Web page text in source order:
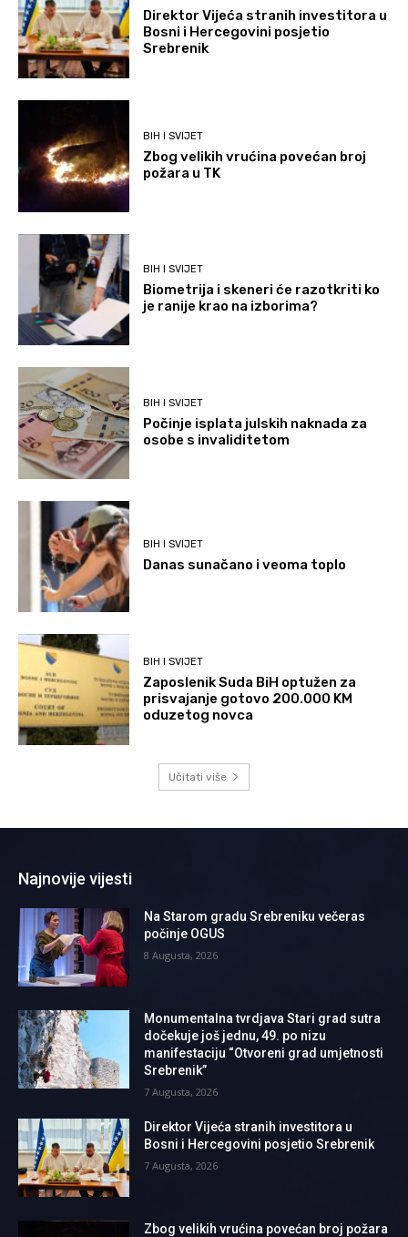
Direktor Vijeća stranih investitora u
Bosni i Hercegovini posjetio
Srebrenik
BIH I SVIJET
Zbog velikih vrućina povećan broj
požara u TK
BIH I SVIJET
Biometrija i skeneri će razotkriti ko
je ranije krao na izborima?
BIH I SVIJET
Počinje isplata julskih naknada za
osobe s invaliditetom
BIH I SVIJET
Danas sunačano i veoma toplo
BIH I SVIJET
Zaposlenik Suda BiH optužen za
prisvajanje gotovo 200.000 KM
oduzetog novca
Učitati više
Najnovije vijesti
Na Starom gradu Srebreniku večeras
počinje OGUS
8 Augusta, 2026
Monumentalna tvrdjava Stari grad sutra
dočekuje još jednu, 49. po nizu
manifestaciju “Otvoreni grad umjetnosti
Srebrenik”
7 Augusta, 2026
Direktor Vijeća stranih investitora u
Bosni i Hercegovini posjetio Srebrenik
7 Augusta, 2026
Zbog velikih vrućina povećan broj požara